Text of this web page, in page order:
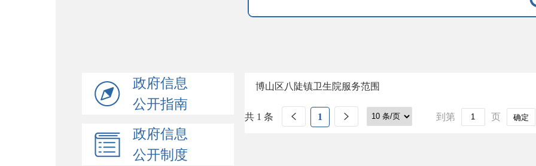
政府信息
公开指南
政府信息
公开制度
博山区八陡镇卫生院服务范围
共 1 条 1 到第 页 确定